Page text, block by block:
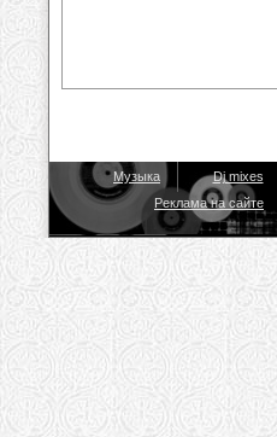
Музыка Dj mixes
Реклама на сайте